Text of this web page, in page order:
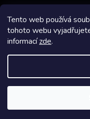
Tento web používá
tohoto webu
informacízde.